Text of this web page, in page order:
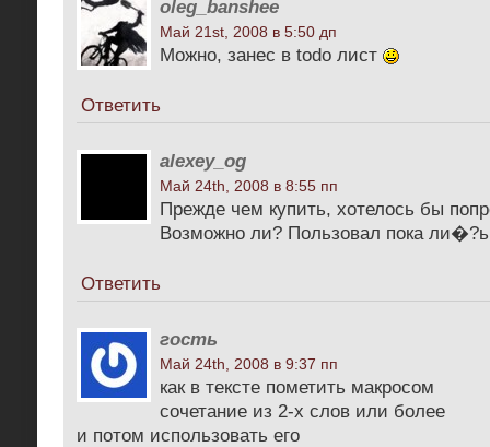
oleg_banshee
Май 21st, 2008 в 5:50 дп
Можно, занес в todo лист
Ответить
alexey_og
Май 24th, 2008 в 8:55 пп
Прежде чем купить, хотелось бы
Возможно ли? Пользовал пока
Ответить
гость
Май 24th, 2008 в 9:37 пп
как в тексте пометить макросом
сочетание из 2-х слов или более
и потом использовать его